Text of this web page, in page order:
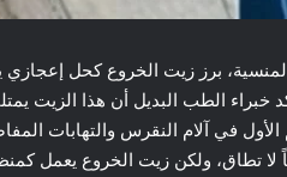
برز زيت الخروع كحل إعجازي
خبراء الطب البديل أن هذا الزيت
في آلام النقرس والتهابات
تطاق، ولكن زيت الخروع يعمل